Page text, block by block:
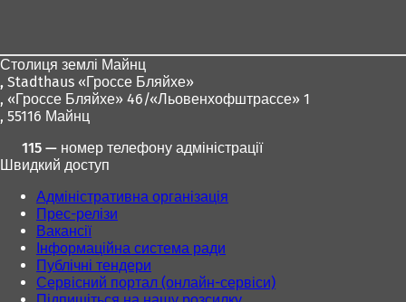
Столиця землі Майнц
, Stadthaus «Гроссе Бляйхе»
, «Гроссе Бляйхе» 46/«Льовенхофштрассе» 1
, 55116 Майнц
115 — номер телефону адміністрації
Швидкий доступ
Адміністративна організація
Прес-релізи
Вакансії
Інформаційна система ради
Публічні тендери
Сервісний портал (онлайн-сервіси)